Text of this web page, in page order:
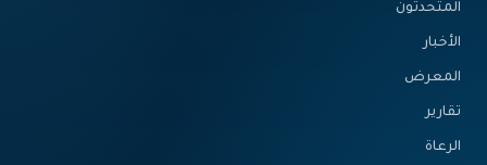
المتحدثون
الأخبار
المعرض
تقارير
الرعاة